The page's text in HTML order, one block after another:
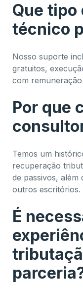
Que tipo
técnico
Nosso suporte
gratuitos,
com
Por que
Temos um
recuperação
de passivos, além
outros escritórios.
É